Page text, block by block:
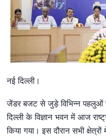
नई दिल्ली।
जेंडर बजट से जुड़े विभिन्न पहलुओं
दिल्ली के विज्ञान भवन में आज
किया गया। इस दौरान सभी